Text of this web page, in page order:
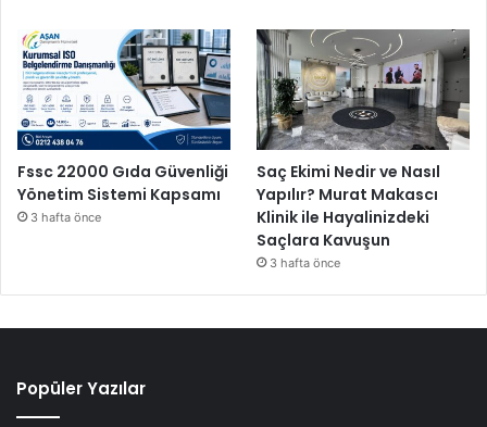
Fssc 22000 Gıda Güvenliği
Yönetim Sistemi Kapsamı
3 hafta önce
Saç Ekimi Nedir ve Nasıl
Yapılır? Murat Makascı
Klinik ile Hayalinizdeki
Saçlara Kavuşun
3 hafta önce
Popüler Yazılar